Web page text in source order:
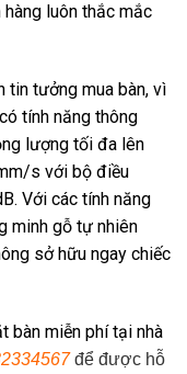
hàng luôn thắc mắc
tin tưởng mua bàn, vì
tính năng thông
lượng tối đa lên
s với bộ điều
Với các tính năng
minh gỗ tự nhiên
sở hữu ngay chiếc
bàn miễn phí tại nhà
để được hỗ